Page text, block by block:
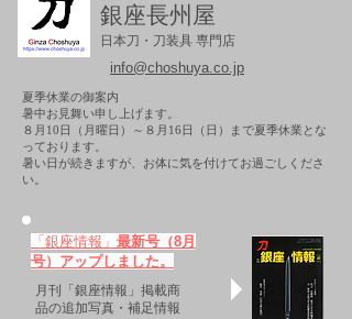
銀座長州屋
日本刀・刀装具 専門店
info@choshuya.co.jp
夏季休業の御案内
暑中お見舞い申し上げます。
８月10日（月曜日）～８月16日（日）まで夏季休業とな
っております。
​暑い日が続きますが、お体に気を付けてお過ごしくださ
い。
「銀座情報」 最新号（8月
号）アップしました。
月刊「銀座情報」掲載商
品の追加写真・補足情報